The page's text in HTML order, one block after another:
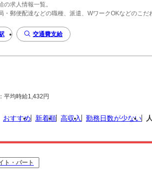
求人情報一覧。
・郵便配達などの職種、派遣、WワークOKなどのこだ
交通費支給
平均時給1,432円
おすすめ 新着順 高収入 勤務日数が少ない
ト・パート